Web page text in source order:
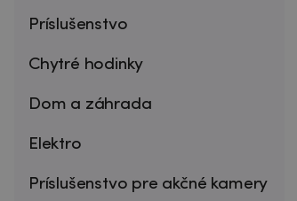
Príslušenstvo
Chytré hodinky
Dom a záhrada
Elektro
Príslušenstvo pre akčné kamery